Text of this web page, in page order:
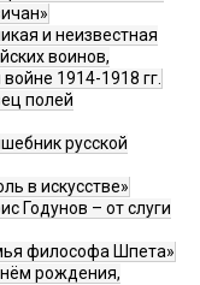
и неизвестная
воинов,
1914-1918 гг.
полей
русской
в искусстве»
Годунов – от слуги
философа Шпета»
рождения,